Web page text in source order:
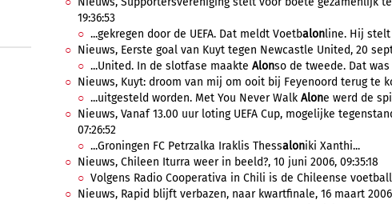
19:36:53
...gekregen door de UEFA. Dat meldt Voetbalonline. Hij stelt
Nieuws, Eerste goal van Kuyt tegen Newcastle United, 20
...United. In de slotfase maakte Alonso de tweede. Dat
Nieuws, Kuyt: droom van mij om ooit bij Feyenoord terug te
...uitgesteld worden. Met You Never Walk Alone werd de
Nieuws, Vanaf 13.00 uur loting UEFA Cup, mogelijke
07:26:52
...Groningen FC Petrzalka Iraklis Thessaloniki Xanthi...
Nieuws, Chileen Iturra weer in beeld?, 10 juni 2006, 09:35:18
Volgens Radio Cooperativa in Chili is de Chileense
Nieuws, Rapid blijft verbazen, naar kwartfinale, 16 maart